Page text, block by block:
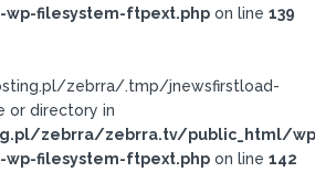
filesystem-ftpext.php on line 139
zebrra/.tmp/jnewsfirstload-
or directory in
zebrra/zebrra.tv/public_html/
filesystem-ftpext.php on line 142